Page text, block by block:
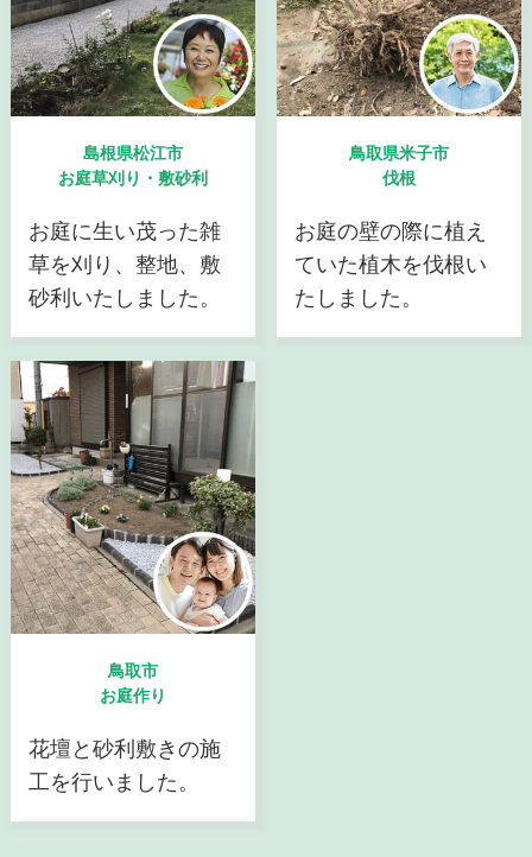
島根県松江市
お庭草刈り・敷砂利
お庭に生い茂った雑
草を刈り、整地、敷
砂利いたしました。
鳥取県米子市
伐根
お庭の壁の際に植え
ていた植木を伐根い
たしました。
鳥取市
お庭作り
花壇と砂利敷きの施
工を行いました。